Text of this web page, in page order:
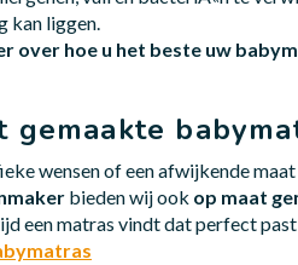
kan liggen.
over hoe u het beste uw
gemaakte
wensen of een afwijkende
bieden wij ook op maat
een matras vindt dat perfect